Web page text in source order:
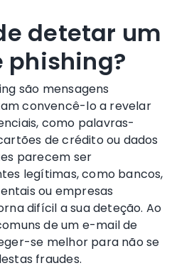
detetar um
são mensagens
convencê-lo a revelar
como palavras-
de crédito ou dados
parecem ser
legítimas, como bancos,
ou empresas
difícil a sua deteção. Ao
de um e-mail de
se melhor para não se
fraudes.